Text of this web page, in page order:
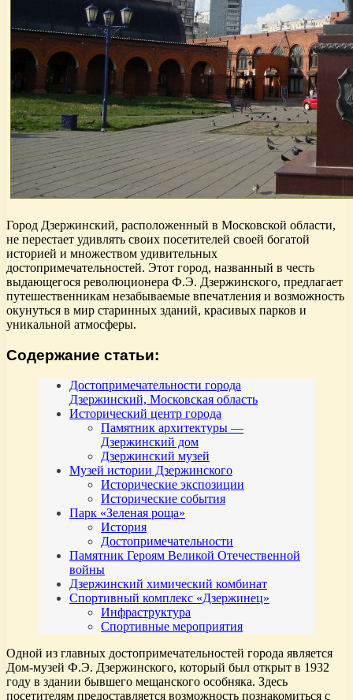
Город Дзержинский, расположенный в Московской области,
не перестает удивлять своих посетителей своей богатой
историей и множеством удивительных
достопримечательностей. Этот город, названный в честь
выдающегося революционера Ф.Э. Дзержинского, предлагает
путешественникам незабываемые впечатления и возможность
окунуться в мир старинных зданий, красивых парков и
уникальной атмосферы.
Содержание статьи:
Достопримечательности города
Дзержинский, Московская область
Исторический центр города
Памятник архитектуры —
Дзержинский дом
Дзержинский музей
Музей истории Дзержинского
Исторические экспозиции
Исторические события
Парк «Зеленая роща»
История
Достопримечательности
Памятник Героям Великой Отечественной
войны
Дзержинский химический комбинат
Спортивный комплекс «Дзержинец»
Инфраструктура
Спортивные мероприятия
Одной из главных достопримечательностей города является
Дом-музей Ф.Э. Дзержинского, который был открыт в 1932
году в здании бывшего мещанского особняка. Здесь
посетителям предоставляется возможность познакомиться с